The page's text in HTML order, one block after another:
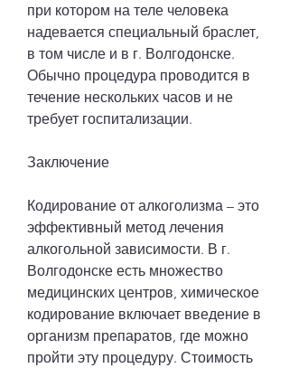
при котором на теле человека
надевается специальный браслет,
в том числе и в г. Волгодонске.
Обычно процедура проводится в
течение нескольких часов и не
требует госпитализации.
Заключение
Кодирование от алкоголизма – это
эффективный метод лечения
алкогольной зависимости. В г.
Волгодонске есть множество
медицинских центров, химическое
кодирование включает введение в
организм препаратов, где можно
пройти эту процедуру. Стоимость